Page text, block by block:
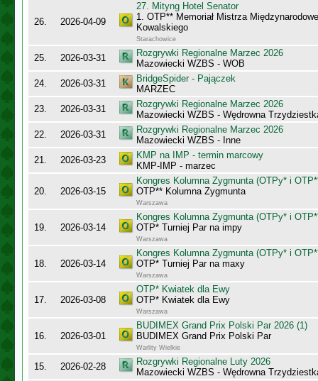
26. 2026-04-09
27. Mityng Hotel Senator
1. OTP** Memoriał Mistrza
Kowalskiego
Starachowice
25. 2026-03-31
Rozgrywki Regionalne Marzec 2026
Mazowiecki WZBS - WOB
24.
2026-03-31
BridgeSpider - Pajączek
MARZEC
23.
2026-03-31
Rozgrywki Regionalne Marzec 2026
Mazowiecki WZBS - Wędrowna
22.
2026-03-31
Rozgrywki Regionalne Marzec 2026
Mazowiecki WZBS - Inne
21.
2026-03-23
KMP na IMP - termin marcowy
KMP-IMP - marzec
20. 2026-03-15
Kongres Kolumna Zygmunta (OTPy* i
OTP** Kolumna Zygmunta
Warszawa
19. 2026-03-14
Kongres Kolumna Zygmunta (OTPy* i
OTP* Turniej Par na impy
Warszawa
18. 2026-03-14
Kongres Kolumna Zygmunta (OTPy* i
OTP* Turniej Par na maxy
Warszawa
17. 2026-03-08
OTP* Kwiatek dla Ewy
OTP* Kwiatek dla Ewy
Warszawa
16. 2026-03-01
BUDIMEX Grand Prix Polski Par 2026 (1)
BUDIMEX Grand Prix Polski Par
Warlity Wielkie
15. 2026-02-28
Rozgrywki Regionalne Luty 2026
Mazowiecki WZBS - Wędrowna